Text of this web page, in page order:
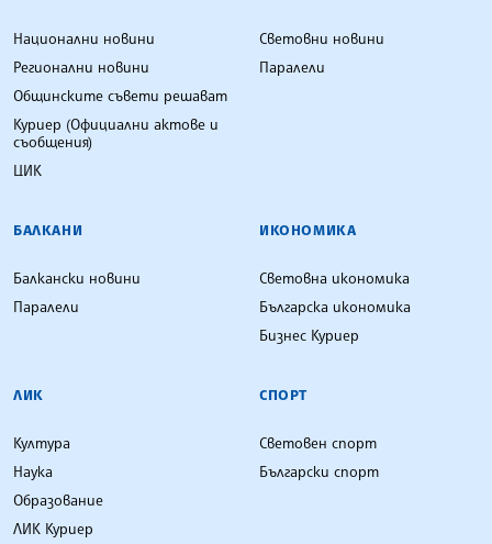
Национални новини
Регионални новини
Общинските съвети решават
Куриер (Официални актове и
съобщения)
ЦИК
Световни новини
Паралели
БАЛКАНИ
Балкански новини
Паралели
ИКОНОМИКА
Световна икономика
Българска икономика
Бизнес Куриер
ЛИК
Култура
Наука
Образование
ЛИК Куриер
СПОРТ
Световен спорт
Български спорт